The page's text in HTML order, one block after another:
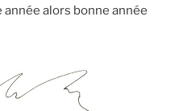
alors bonne année